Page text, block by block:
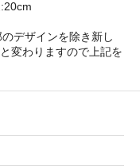
デザインを除き新し
変わりますので上記を